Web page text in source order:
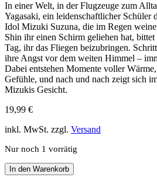
In einer Welt, in der Flugzeuge zum
Yagasaki, ein leidenschaftlicher Schüler
Idol Mizuki Suzuna, die im Regen
Shin ihr einen Schirm geliehen hat,
Tag, ihr das Fliegen beizubringen.
ihre Angst vor dem weiten Himmel –
Dabei entstehen Momente voller
Gefühle, und nach und nach zeigt sich
Mizukis Gesicht.
19,99 €
inkl. MwSt. zzgl. Versand
Nur noch 1 vorrätig
Fly
with
In den Warenkorb